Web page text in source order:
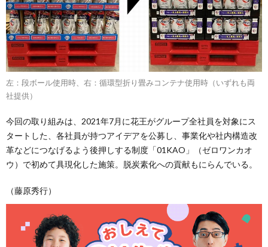
左：段ボール使用時、右：循環型折り畳みコンテナ使用時（いずれも両
社提供）
今回の取り組みは、2021年7月に花王がグループ全社員を対象にス
タートした、各社員が持つアイデアを公募し、事業化や社内構造改
革などにつなげるよう後押しする制度「01KAO」（ゼロワンカオ
ウ）で初めて具現化した施策。脱炭素化への貢献もにらんでいる。
（藤原秀行）